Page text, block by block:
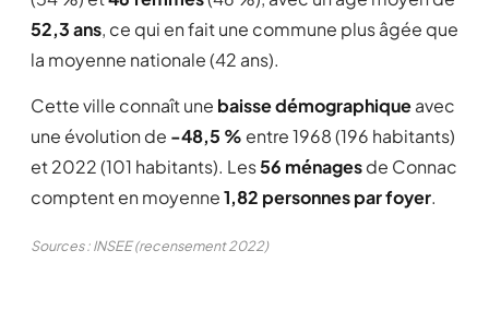
52,3 ans, ce qui en fait une commune plus âgée que
la moyenne nationale (42 ans).
Cette ville connaît une baisse démographiqueavec
une évolution de -48,5 % entre 1968 (196 habitants)
et 2022 (101 habitants). Les56 ménagesde Connac
comptent en moyenne1,82 personnes par foyer.
Sources : INSEE (recensement 2022)